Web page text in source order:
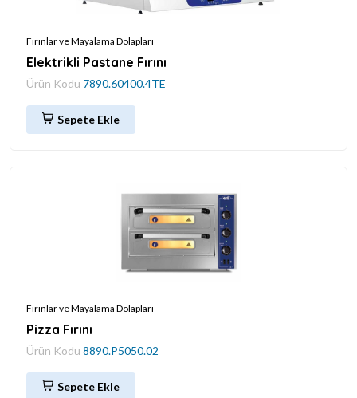
Fırınlar ve Mayalama Dolapları
Elektrikli Pastane Fırını
Ürün Kodu 7890.60400.4TE
Sepete Ekle
Fırınlar ve Mayalama Dolapları
Pizza Fırını
Ürün Kodu 8890.P5050.02
Sepete Ekle